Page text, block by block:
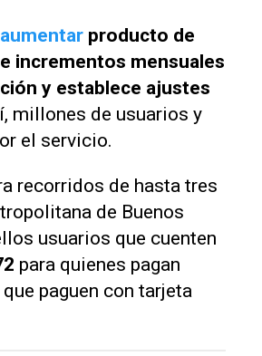
producto de
incrementos mensuales
y establece ajustes
millones de usuarios y
el servicio.
recorridos de hasta tres
de Buenos
usuarios que cuenten
para quienes pagan
paguen con tarjeta